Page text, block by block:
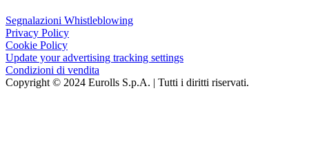
Segnalazioni Whistleblowing
Privacy Policy
Cookie Policy
Update your advertising tracking settings
Condizioni di vendita
Copyright © 2024 Eurolls S.p.A. | Tutti i diritti riservati.